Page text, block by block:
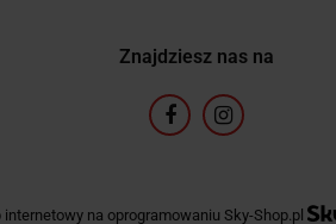
Znajdziesz nas na
internetowy na oprogramowaniu Sky-Shop.pl